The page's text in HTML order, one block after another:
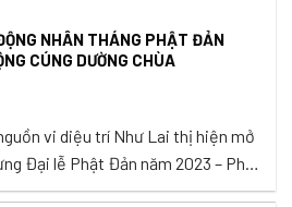
NHÂN THÁNG PHẬT ĐẢN
CÚNG DƯỜNG CHÙA
vi diệu trí Như Lai thị hiện mở
Đại lễ Phật Đản năm 2023 – Phật
khí an bình và thanh tịnh của